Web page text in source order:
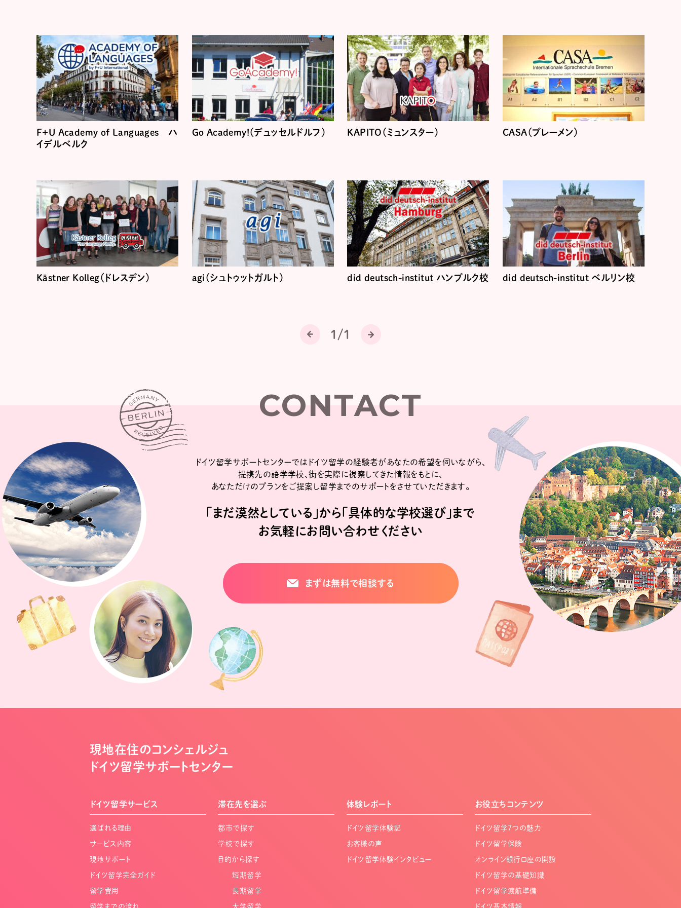
F+U Academy of Languages ハ
イデルベルク
Go Academy!（デュッセルドルフ） KAPITO（ミュンスター） CASA（ブレーメン）
Kästner Kolleg（ドレスデン） agi（シュトゥットガルト） did deutsch-institut ハンブルク校 did deutsch-institut ベルリン校
へ
1/1
へ
CONTACT
ドイツ留学サポートセンターではドイツ留学の経験者があなたの希望を伺いながら、
提携先の語学学校、街を実際に視察してきた情報をもとに、
あなただけのプランをご提案し留学までのサポートをさせていただきます。
「まだ漠然としている」から 「具体的な学校選び」まで
お気軽にお問い合わせください
まずは無料で相談する
現地在住のコンシェルジュ
ドイツ留学サポートセンター
ドイツ留学サービス
選ばれる理由
サービス内容
現地サポート
ドイツ留学完全ガイド
留学費用
留学までの流れ
滞在先を選ぶ
都市で探す
学校で探す
目的から探す
短期留学
長期留学
大学留学
体験レポート
ドイツ留学体験記
お客様の声
ドイツ留学体験インタビュー
お役立ちコンテンツ
ドイツ留学7つの魅力
ドイツ留学保険
オンライン銀行口座の開設
ドイツ留学の基礎知識
ドイツ留学渡航準備
ドイツ基本情報